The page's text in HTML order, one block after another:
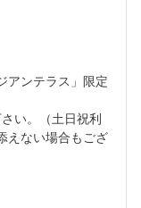
アンテラス」限定
い。（土日祝利
えない場合もござ